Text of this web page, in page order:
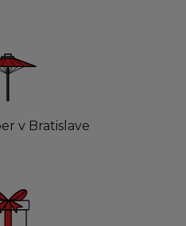
v Bratislave